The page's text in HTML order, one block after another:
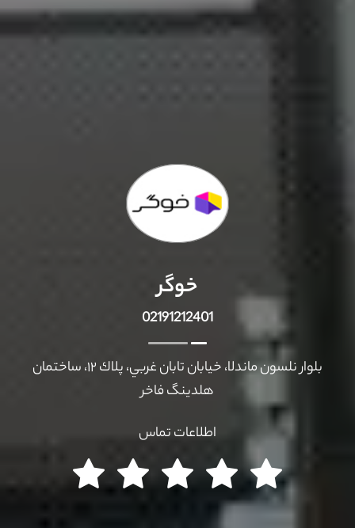
خوگر
02191212401
بلوار نلسون ماندلا، خيابان تابان غربي، پلاك ١٢، ساختمان
هلدينگ فاخر
اطلاعات تماس